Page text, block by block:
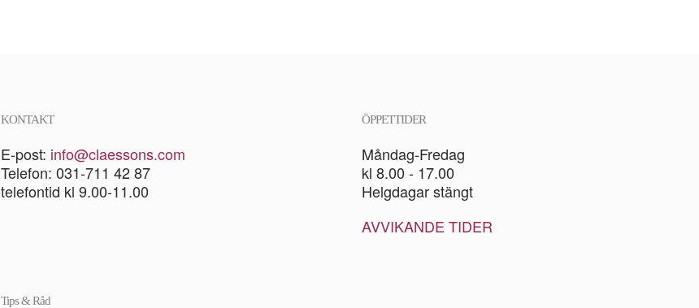
KONTAKT
E-post: info@claessons.com
Telefon: 031-711 42 87
telefontid kl 9.00-11.00
ÖPPETTIDER
Måndag-Fredag
kl 8.00 - 17.00
Helgdagar stängt
AVVIKANDE TIDER
Tips & Råd